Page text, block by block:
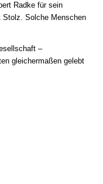
Radke für sein
Stolz. Solche Menschen
–
gleichermaßen gelebt